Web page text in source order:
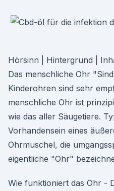
Hörsinn | Hintergrund |
Das menschliche Ohr
Kinderohren sind sehr
menschliche Ohr ist
wie das aller Säugetiere.
Vorhandensein eines
Ohrmuschel, die
eigentliche "Ohr"
Wie funktioniert das Ohr -